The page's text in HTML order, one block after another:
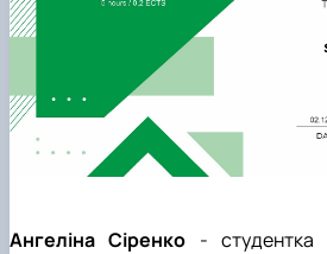
Ангеліна Сіренко - студентка